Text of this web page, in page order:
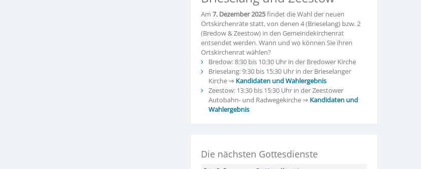
Am 7. Dezember 2025findet die Wahl der neuen
Ortskirchenräte statt, von denen 4 (Brieselang) bzw. 2
(Bredow & Zeestow) in den Gemeindekirchenrat
entsendet werden. Wann und wo können Sie ihren
Ortskirchenrat wählen?
Bredow: 8:30 bis 10:30 Uhr in der Bredower Kirche
Brieselang: 9:30 bis 15:30 Uhr in der Brieselanger
Kirche ⇒ Kandidaten und Wahlergebnis
Zeestow: 13:30 bis 15:30 Uhr in der Zeestower
Autobahn- und Radwegekirche ⇒ Kandidaten und
Wahlergebnis
Die nächsten Gottesdienste